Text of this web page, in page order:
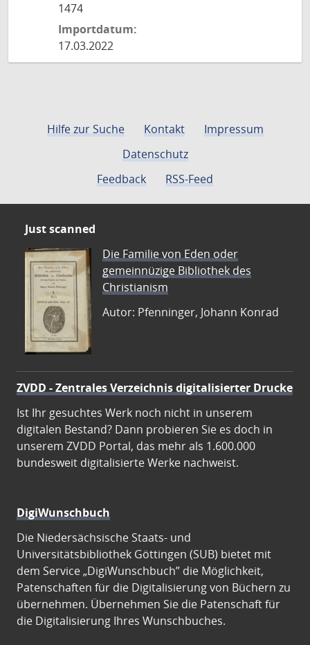
1474
Importdatum:
17.03.2022
Hilfe zur Suche Kontakt
Impressum
Datenschutz
Feedback
RSS-Feed
Just scanned
Die Familie von Eden oder
gemeinnüzige Bibliothek des
Christianism
Autor: Pfenninger, Johann Konrad
ZVDD - Zentrales Verzeichnis digitalisierter Drucke
Ist Ihr gesuchtes Werk noch nicht in unserem
digitalen Bestand? Dann probieren Sie es doch in
unserem ZVDD Portal, das mehr als 1.600.000
bundesweit digitalisierte Werke nachweist.
DigiWunschbuch
Die Niedersächsische Staats- und
Universitätsbibliothek Göttingen (SUB) bietet mit
dem Service „DigiWunschbuch” die Möglichkeit,
Patenschaften für die Digitalisierung von Büchern zu
übernehmen. Übernehmen Sie die Patenschaft für
die Digitalisierung Ihres Wunschbuches.